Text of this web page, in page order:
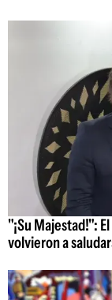
"¡Su Majestad!":
volvieron a